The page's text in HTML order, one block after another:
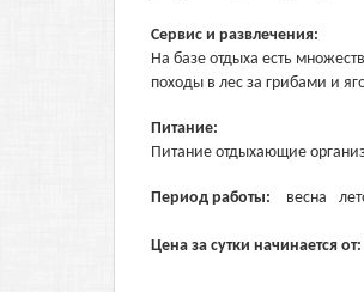
Сервис и развлечения:
На базе отдыха есть
походы в лес за грибами и
Питание:
Питание отдыхающие
Период работы: весна
Цена за сутки начинается от: